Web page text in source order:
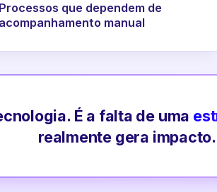
que dependem de
acompanhamento manual
É a falta de uma
realmente gera impacto.